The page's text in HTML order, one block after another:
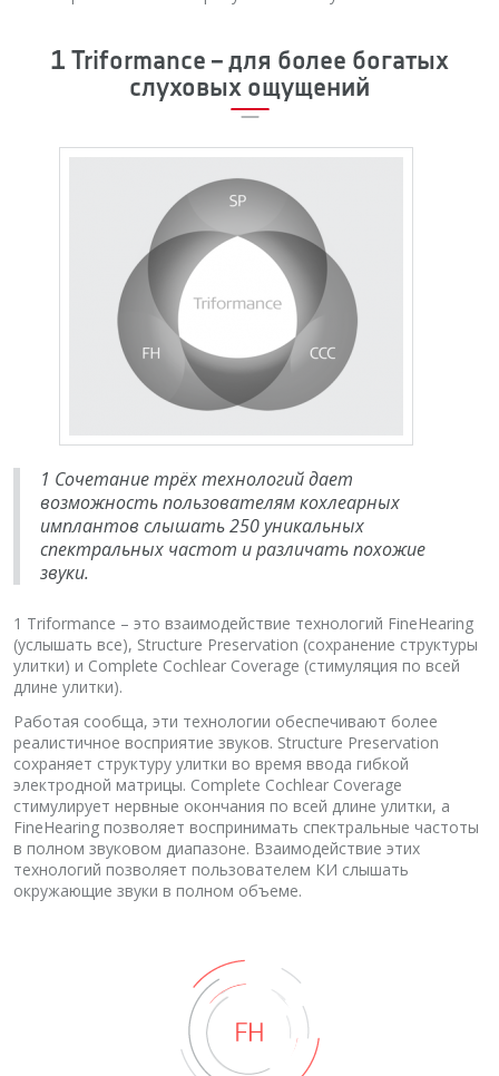
1 Triformance – для более богатых
слуховых ощущений
1 Сочетание трёх технологий дает
возможность пользователям кохлеарных
имплантов слышать 250 уникальных
спектральных частот и различать похожие
звуки.
1 Triformance – это взаимодействие технологий FineHearing
(услышать все), Structure Preservation (сохранение структуры
улитки) и Complete Cochlear Coverage (стимуляция по всей
длине улитки).
Работая сообща, эти технологии обеспечивают более
реалистичное восприятие звуков. Structure Preservation
сохраняет структуру улитки во время ввода гибкой
электродной матрицы. Complete Cochlear Coverage
стимулирует нервные окончания по всей длине улитки, а
FineHearing позволяет воспринимать спектральные частоты
в полном звуковом диапазоне. Взаимодействие этих
технологий позволяет пользователем КИ слышать
окружающие звуки в полном объеме.